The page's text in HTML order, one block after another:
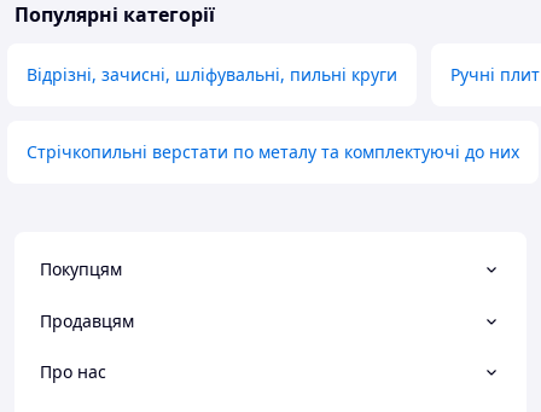
Популярні категорії
Відрізні, зачисні, шліфувальні, пильні круги Ручні
Стрічкопильні верстати по металу та комплектуючі до них
Покупцям
Продавцям
Про нас